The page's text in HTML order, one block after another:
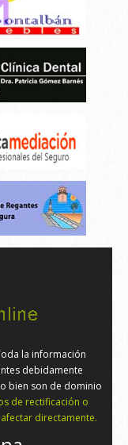
la información
debidamente
bien son de dominio
de rectificación o
directamente.